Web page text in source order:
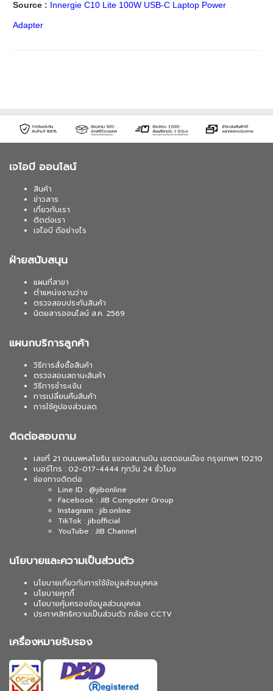
Source : Innergie C10 Lite 100W USB-C Laptop Power
Adapter
เจไอบี ออนไลน์
สินค้า
ข่าวสาร
เกี่ยวกับเรา
ติดต่อเรา
เจไอบี ดีอย่างไร
ฝ่ายสนับสนุน
แผนที่สาขา
ตำแหน่งงานว่าง
ตรวจสอบประกันสินค้า
นิตยสารออนไลน์ ส.ค. 2569
แผนกบริการลูกค้า
วิธีการสั่งซื้อสินค้า
ตรวจสอบสถานะสินค้า
วิธีการชำระเงิน
การเปลี่ยนคืนสินค้า
การใช้คูปองส่วนลด
ติดต่อสอบถาม
เลขที่ 21 ถนนพหลโยธิน แขวงสนามบิน เขตดอนเมือง กรุงเทพฯ 10210
เบอร์โทร : 02-017-4444 ทุกวัน 24 ชั่วโมง
ช่องทางติดต่อ
Line ID : @jibonline
Facebook : JIB Computer Group
Instagram : jib.online
TikTok : jibofficial
YouTube : JIB Channel
นโยบายและความเป็นส่วนตัว
นโยบายเกี่ยวกับการใช้ข้อมูลส่วนบุคคล
นโยบายคุกกี้
นโยบายคุ้มครองข้อมูลส่วนบุคคล
ประกาศสิทธิความเป็นส่วนตัว กล้อง CCTV
เครื่องหมายรับรอง